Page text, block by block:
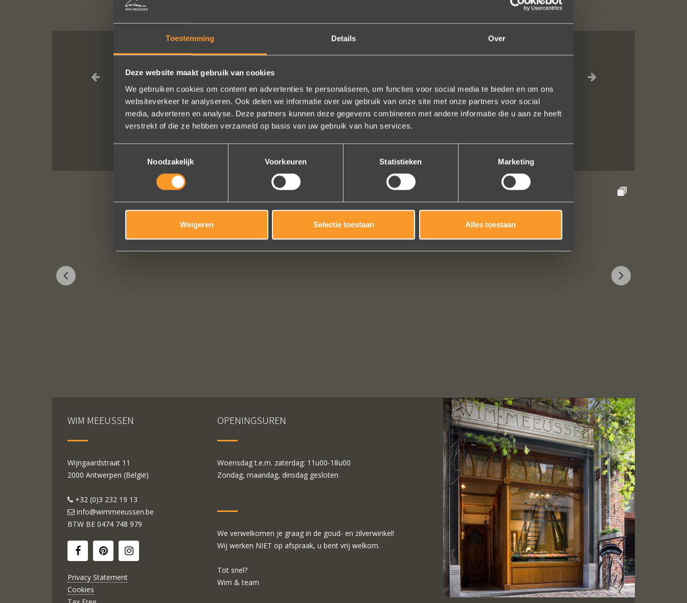
Toestemming Details Over
Deze website maakt gebruik van cookies
We gebruiken cookies om content en advertenties te personaliseren, om functies voor social media te bieden en om ons
websiteverkeer te analyseren. Ook delen we informatie over uw gebruik van onze site met onze partners voor social
media, adverteren en analyse. Deze partners kunnen deze gegevens combineren met andere informatie die u aan ze heeft
verstrekt of die ze hebben verzameld op basis van uw gebruik van hun services.
Noodzakelijk
Voorkeuren Statistieken Marketing
Weigeren Selectie toestaan Alles toestaan
Bekijk al onze reviews
WIM MEEUSSEN
Wijngaardstraat 11
2000 Antwerpen (België)
+32 (0)3 232 19 13
info@wimmeeussen.be
BTW BE 0474 748 979
Privacy Statement
Cookies
OPENINGSUREN
Woensdag t.e.m. zaterdag: 11u00-18u00
Zondag, maandag, dinsdag gesloten
We verwelkomen je graag in de goud- en zilverwinkel!
Wij werken NIET op afspraak, u bent vrij welkom.
Tot snel?
Wim & team